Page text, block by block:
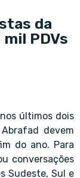
da
PDVs
últimos dois
devem
do ano. Para
conversações
Sudeste, Sul e